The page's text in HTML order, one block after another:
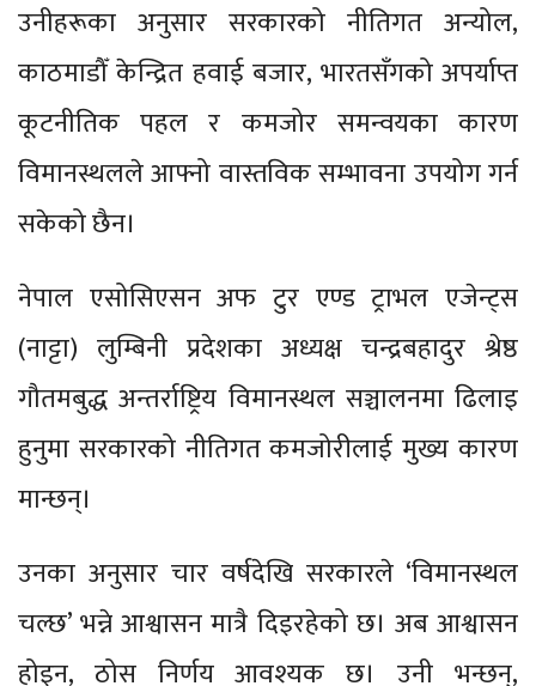
उनीहरूका अनुसार सरकारको नीतिगत अन्योल,
काठमाडौँ केन्द्रित हवाई बजार, भारतसँगको अपर्याप्त
कूटनीतिक पहल र कमजोर समन्वयका कारण
विमानस्थलले आफ्नो वास्तविक सम्भावना उपयोग गर्न
सकेको छैन।
नेपाल एसोसिएसन अफ टुर एण्ड ट्राभल एजेन्ट्स
(नाट्टा) लुम्बिनी प्रदेशका अध्यक्ष चन्द्रबहादुर श्रेष्ठ
गौतमबुद्ध अन्तर्राष्ट्रिय विमानस्थल सञ्चालनमा ढिलाइ
हुनुमा सरकारको नीतिगत कमजोरीलाई मुख्य कारण
मान्छन्।
उनका अनुसार चार वर्षदेखि सरकारले ‘विमानस्थल
चल्छ’ भन्ने आश्वासन मात्रै दिइरहेको छ। अब आश्वासन
होइन, ठोस निर्णय आवश्यक छ। उनी भन्छन्,